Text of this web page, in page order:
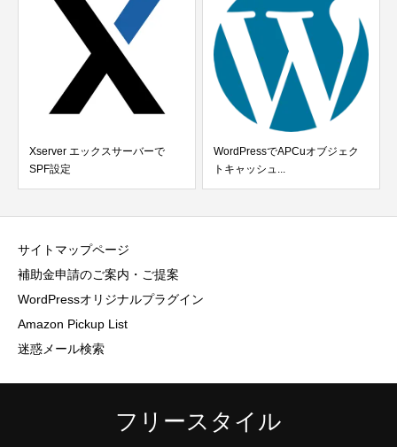
Xserver エックスサーバーで
SPF設定
WordPressでAPCuオブジェク
トキャッシュ...
サイトマップページ
補助金申請のご案内・ご提案
WordPressオリジナルプラグイン
Amazon Pickup List
迷惑メール検索
フリースタイル